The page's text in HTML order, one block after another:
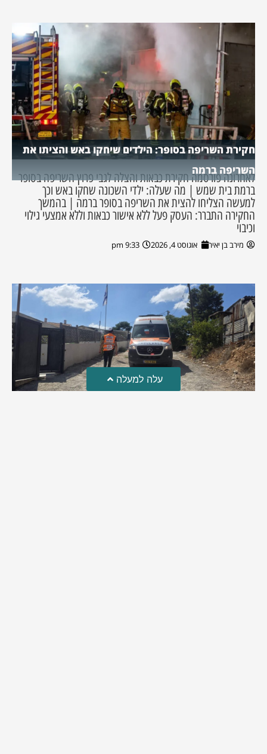
חקירת השריפה בסופר: הילדים שיחקו באש והציתו את
השריפה ברמה
לאחרונה פורסמה חקירת כבאות והצלה לגבי פרוץ השריפה בסופר
ברמת בית שמש | מה שעלה: ילדי השכונה שחקו באש וכך
למעשה הצליחו להצית את השריפה בסופר ברמה | בהמשך
החקירה התברר: העסק פעל ללא אישור כבאות וללא אמצעי גילוי
וכיבוי
מירב בן יאיר אוגוסט 4, 2026 9:33 pm
עלה למעלה